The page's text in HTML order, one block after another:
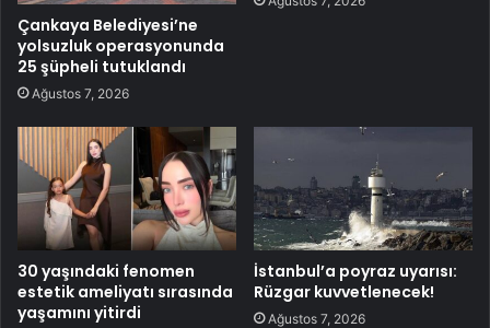
Çankaya Belediyesi’ne
yolsuzluk operasyonunda
25 şüpheli tutuklandı
Ağustos 7, 2026
30 yaşındaki fenomen
estetik ameliyatı sırasında
yaşamını yitirdi
İstanbul’a poyraz uyarısı:
Rüzgar kuvvetlenecek!
Ağustos 7, 2026